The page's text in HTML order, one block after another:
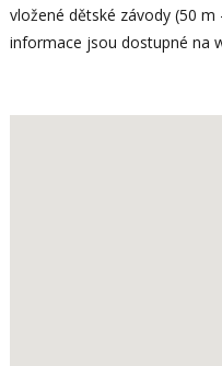
vložené dětské závody (50 m
informace jsou dostupné na